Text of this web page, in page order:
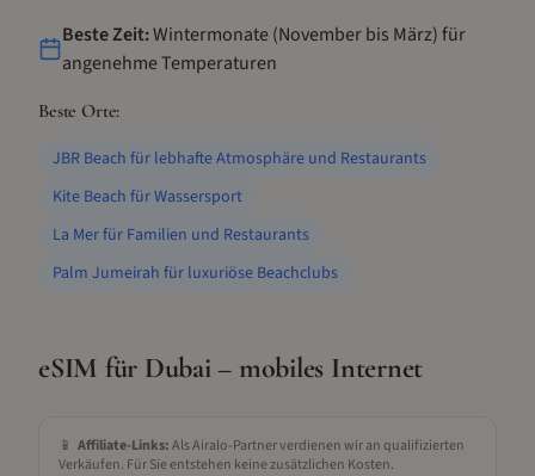
Beste Zeit:Wintermonate (November bis März) für
angenehme Temperaturen
Beste Orte:
JBR Beach für lebhafte Atmosphäre und Restaurants
Kite Beach für Wassersport
La Mer für Familien und Restaurants
Palm Jumeirah für luxuriöse Beachclubs
eSIM für Dubai– mobiles Internet
📱 Affiliate-Links:Als Airalo-Partner verdienen wir an qualifizierten
Verkäufen. Für Sie entstehen keine zusätzlichen Kosten.